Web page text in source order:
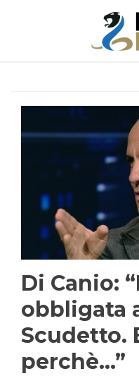
Di Canio:
obbligata
Scudetto.
perchè…”